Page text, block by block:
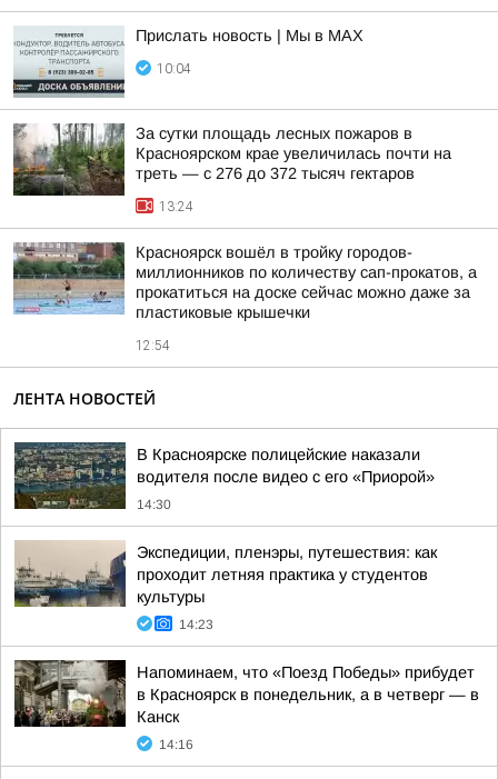
Прислать новость | Мы в MAX
10:04
За сутки площадь лесных пожаров в
Красноярском крае увеличилась почти на
треть — с 276 до 372 тысяч гектаров
13:24
Красноярск вошёл в тройку городов-
миллионников по количеству сап-прокатов, а
прокатиться на доске сейчас можно даже за
пластиковые крышечки
12:54
ЛЕНТА НОВОСТЕЙ
В Красноярске полицейские наказали
водителя после видео с его «Приорой»
14:30
Экспедиции, пленэры, путешествия: как
проходит летняя практика у студентов
культуры
14:23
Напоминаем, что «Поезд Победы» прибудет
в Красноярск в понедельник, а в четверг — в
Канск
14:16